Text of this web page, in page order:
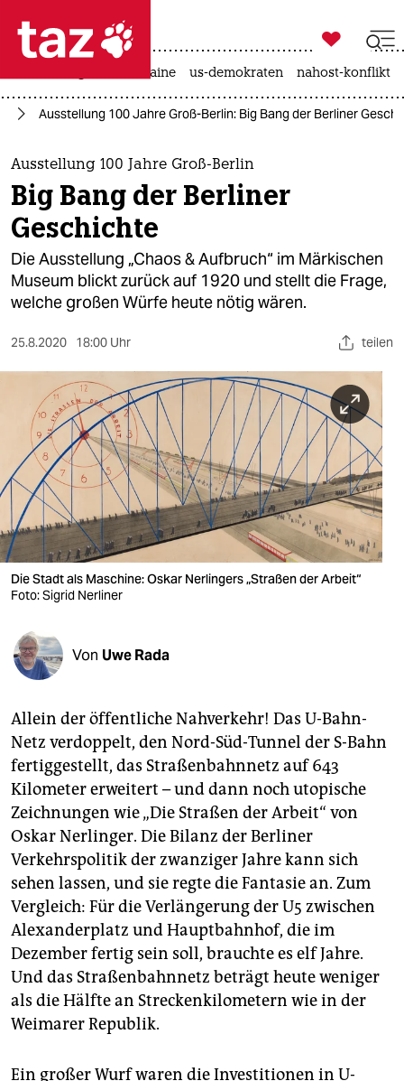
 taz zahl ich
taz zahl ich
themen
politik
öko
gesellschaft
sport
berlin
nord
wahrheit
verlag
verlag
veranstaltungen
shop
fragen & hilfe
unterstützen
abo
genossenschaft
epaper login

taz zahl ich
krieg in der ukraine us-demokraten nahost-konflikt
Ausstellung 100 Jahre Groß-Berlin: Big Bang der Berliner
Ausstellung 100 Jahre Groß-Berlin
Big Bang der Berliner
Geschichte
Die Ausstellung „Chaos & Aufbruch“ im Märkischen
Museum blickt zurück auf 1920 und stellt die Frage,
welche großen Würfe heute nötig wären.
25.8.2020 18:00 Uhr teilen
Die Stadt als Maschine: Oskar Nerlingers „Straßen der Arbeit“
Foto: Sigrid Nerliner
Von Uwe Rada
Allein der öffentliche Nahverkehr! Das U-Bahn-
Netz verdoppelt, den Nord-Süd-Tunnel der S-Bahn
fertiggestellt, das Straßenbahnnetz auf 643
Kilometer erweitert – und dann noch utopische
Zeichnungen wie „Die Straßen der Arbeit“ von
Oskar Nerlinger. Die Bilanz der Berliner
Verkehrspolitik der zwanziger Jahre kann sich
sehen lassen, und sie regte die Fantasie an. Zum
Vergleich: Für die Verlängerung der U5 zwischen
Alexanderplatz und Hauptbahnhof, die im
Dezember fertig sein soll, brauchte es elf Jahre.
Und das Straßenbahnnetz beträgt heute weniger
als die Hälfte an Streckenkilometern wie in der
Weimarer Republik.
Ein großer Wurf waren die Investitionen in U-